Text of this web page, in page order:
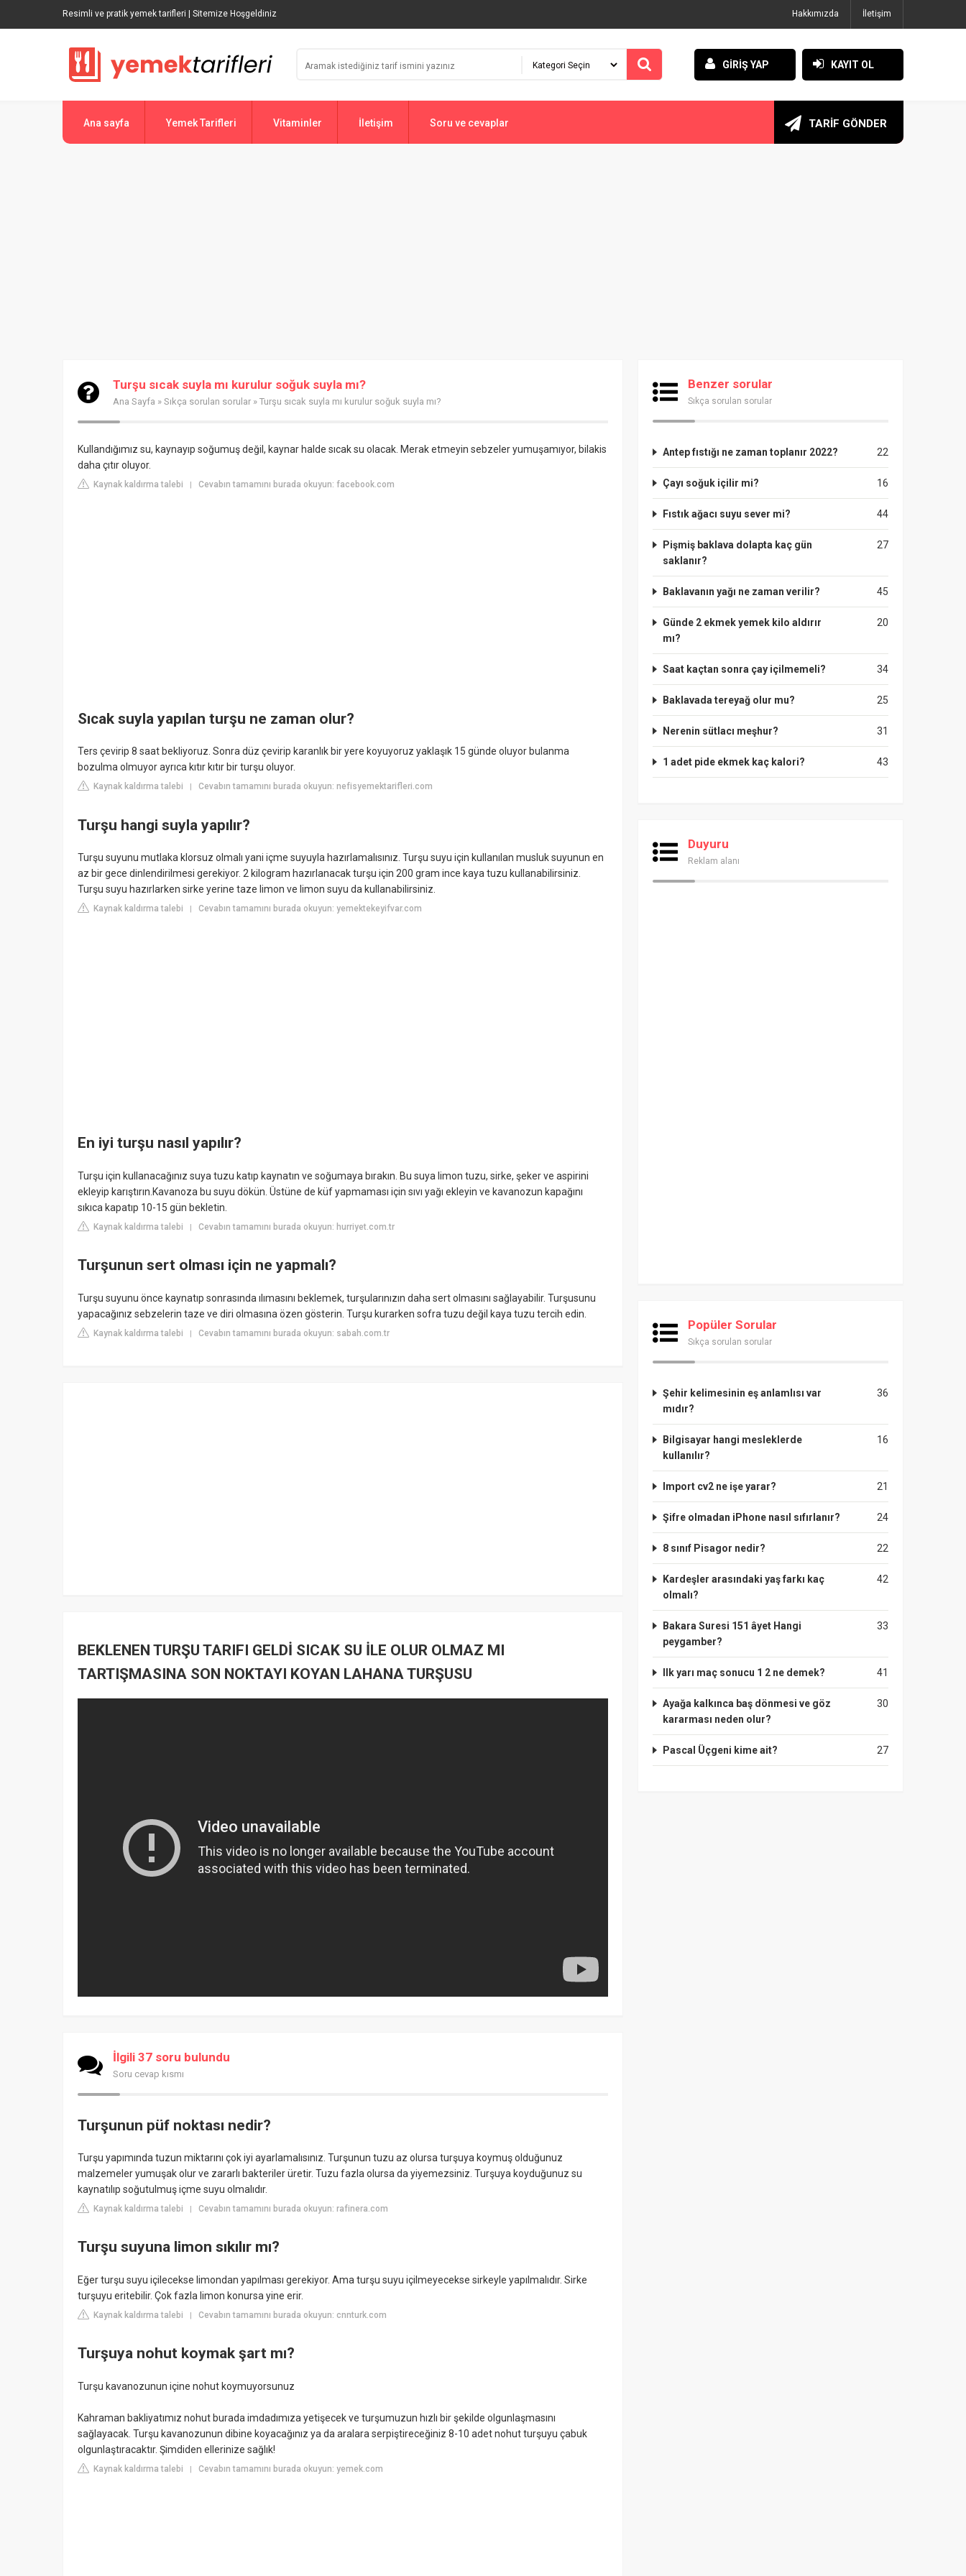
Resimli ve pratik yemek tarifleri | Sitemize Hoşgeldiniz Hakkımızda İletişim
GİRİŞ YAP KAYIT OL
Ana sayfa Yemek Tarifleri Vitaminler İletişim Soru ve cevaplar TARİF GÖNDER
Turşu sıcak suyla mı kurulur soğuk suyla mı?
Ana Sayfa » Sıkça sorulan sorular » Turşu sıcak suyla mı kurulur soğuk suyla mı?
Kullandığımız su, kaynayıp soğumuş değil, kaynar halde sıcak su olacak. Merak etmeyin sebzeler yumuşamıyor, bilakis
daha çıtır oluyor.
Kaynak kaldırma talebi | Cevabın tamamını burada okuyun: facebook.com
Sıcak suyla yapılan turşu ne zaman olur?
Ters çevirip 8 saat bekliyoruz. Sonra düz çevirip karanlık bir yere koyuyoruz yaklaşık 15 günde oluyor bulanma
bozulma olmuyor ayrıca kıtır kıtır bir turşu oluyor.
Kaynak kaldırma talebi Cevabın tamamını burada okuyun: nefisyemektarifleri.com
Turşu hangi suyla yapılır?
Turşu suyunu mutlaka klorsuz olmalı yani içme suyuyla hazırlamalısınız. Turşu suyu için kullanılan musluk suyunun en
az bir gece dinlendirilmesi gerekiyor. 2 kilogram hazırlanacak turşu için 200 gram ince kaya tuzu kullanabilirsiniz.
Turşu suyu hazırlarken sirke yerine taze limon ve limon suyu da kullanabilirsiniz.
Kaynak kaldırma talebi Cevabın tamamını burada okuyun: yemektekeyifvar.com
En iyi turşu nasıl yapılır?
Turşu için kullanacağınız suya tuzu katıp kaynatın ve soğumaya bırakın. Bu suya limon tuzu, sirke, şeker ve aspirini
ekleyip karıştırın.Kavanoza bu suyu dökün. Üstüne de küf yapmaması için sıvı yağı ekleyin ve kavanozun kapağını
sıkıca kapatıp 10-15 gün bekletin.
Kaynak kaldırma talebi | Cevabın tamamını burada okuyun: hurriyet.com.tr
Turşunun sert olması için ne yapmalı?
Turşu suyunu önce kaynatıp sonrasında ılımasını beklemek, turşularınızın daha sert olmasını sağlayabilir. Turşusunu
yapacağınız sebzelerin taze ve diri olmasına özen gösterin. Turşu kurarken sofra tuzu değil kaya tuzu tercih edin.
Kaynak kaldırma talebi | Cevabın tamamını burada okuyun: sabah.com.tr
BEKLENEN TURŞU TARIFI GELDİ SICAK SU İLE OLUR OLMAZ MI
TARTIŞMASINA SON NOKTAYI KOYAN LAHANA TURŞUSU
İlgili 37 soru bulundu
Soru cevap kısmı
Turşunun püf noktası nedir?
Turşu yapımında tuzun miktarını çok iyi ayarlamalısınız. Turşunun tuzu az olursa turşuya koymuş olduğunuz
malzemeler yumuşak olur ve zararlı bakteriler üretir. Tuzu fazla olursa da yiyemezsiniz. Turşuya koyduğunuz su
kaynatılıp soğutulmuş içme suyu olmalıdır.
Kaynak kaldırma talebi | Cevabın tamamını burada okuyun: rafinera.com
Turşu suyuna limon sıkılır mı?
Eğer turşu suyu içilecekse limondan yapılması gerekiyor. Ama turşu suyu içilmeyecekse sirkeyle yapılmalıdır. Sirke
turşuyu eritebilir. Çok fazla limon konursa yine erir.
Kaynak kaldırma talebi | Cevabın tamamını burada okuyun: cnnturk.com
Turşuya nohut koymak şart mı?
Turşu kavanozunun içine nohut koymuyorsunuz
Kahraman bakliyatımız nohut burada imdadımıza yetişecek ve turşumuzun hızlı bir şekilde olgunlaşmasını
sağlayacak. Turşu kavanozunun dibine koyacağınız ya da aralara serpiştireceğiniz 8-10 adet nohut turşuyu çabuk
olgunlaştıracaktır. Şimdiden ellerinize sağlık!
Kaynak kaldırma talebi | Cevabın tamamını burada okuyun: yemek.com
Benzer sorular
Sıkça sorulan sorular
22
Antep fıstığı ne zaman toplanır 2022?
16
Çayı soğuk içilir mi?
44
Fıstık ağacı suyu sever mi?
27
Pişmiş baklava dolapta kaç gün
saklanır?
45
Baklavanın yağı ne zaman verilir?
20
Günde 2 ekmek yemek kilo aldırır
mı?
34
Saat kaçtan sonra çay içilmemeli?
25
Baklavada tereyağ olur mu?
31
Nerenin sütlacı meşhur?
43
1 adet pide ekmek kaç kalori?
Duyuru
Reklam alanı
Popüler Sorular
Sıkça sorulan sorular
36
Şehir kelimesinin eş anlamlısı var
mıdır?
16
Bilgisayar hangi mesleklerde
kullanılır?
21
Import cv2 ne işe yarar?
24
Şifre olmadan iPhone nasıl sıfırlanır?
22
8 sınıf Pisagor nedir?
42
Kardeşler arasındaki yaş farkı kaç
olmalı?
33
Bakara Suresi 151 âyet Hangi
peygamber?
41
Ilk yarı maç sonucu 1 2 ne demek?
30
Ayağa kalkınca baş dönmesi ve göz
kararması neden olur?
27
Pascal Üçgeni kime ait?